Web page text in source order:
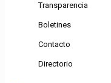
Transparencia
Boletines
Contacto
Directorio